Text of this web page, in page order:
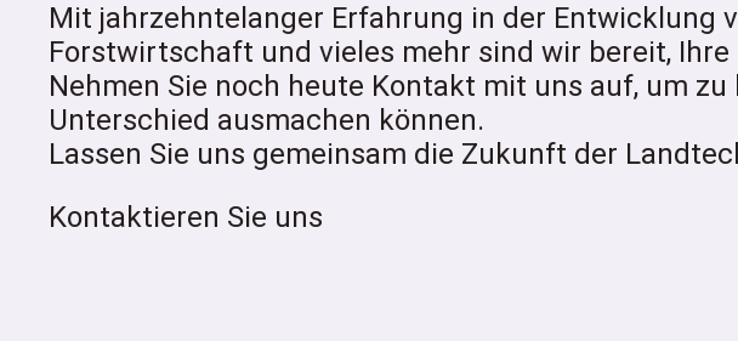
Mit jahrzehntelanger Erfahrung in der Entwicklung
Forstwirtschaft und vieles mehr sind wir bereit,
Nehmen Sie noch heute Kontakt mit uns auf, um
Unterschied ausmachen können.
Lassen Sie uns gemeinsam die Zukunft der
Kontaktieren Sie uns